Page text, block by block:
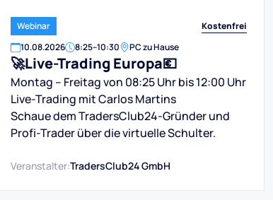
Webinar
Kostenfrei
10.08.2026 8:25–10:30 PC zu Hause
🚀Live-Trading Europa💶
Montag – Freitag von 08:25 Uhr bis 12:00 Uhr
Live-Trading mit Carlos Martins
Schaue dem TradersClub24-Gründer und
Profi-Trader über die virtuelle Schulter.
Veranstalter:TradersClub24 GmbH